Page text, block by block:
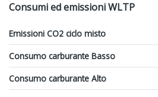
Consumi ed emissioni WLTP
Emissioni CO2 ciclo misto
Consumo carburante Basso
Consumo carburante Alto